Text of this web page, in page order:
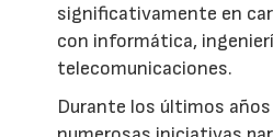
significativamente en
con informática,
telecomunicaciones.
Durante los últimos